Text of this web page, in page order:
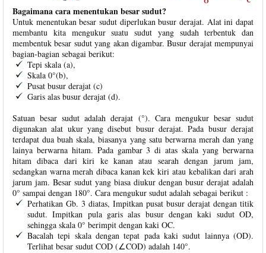
Bagaimana cara menentukan besar sudut?
Untuk menentukan besar sudut diperlukan busur derajat. Alat ini dapat
membantu kita mengukur suatu sudut yang sudah terbentuk dan
membentuk besar sudut yang akan digambar. Busur derajat mempunyai
bagian-bagian sebagai berikut:
Tepi skala (a),
Skala 0°(b),
Pusat busur derajat (c)
Garis alas busur derajat (d).
Satuan besar sudut adalah derajat (°). Cara mengukur besar sudut
digunakan alat ukur yang disebut busur derajat. Pada busur derajat
terdapat dua buah skala, biasanya yang satu berwarna merah dan yang
lainya berwarna hitam. Pada gambar 3 di atas skala yang berwarna
hitam dibaca dari kiri ke kanan atau searah dengan jarum jam,
sedangkan warna merah dibaca kanan kek kiri atau kebalikan dari arah
jarum jam. Besar sudut yang biasa diukur dengan busur derajat adalah
0° sampai dengan 180°. Cara mengukur sudut adalah sebagai berikut :
Perhatikan Gb. 3 diatas, Impitkan pusat busur derajat dengan titik
sudut. Impitkan pula garis alas busur dengan kaki sudut OD,
sehingga skala 0° berimpit dengan kaki OC.
Bacalah tepi skala dengan tepat pada kaki sudut lainnya (OD).
Terlihat besar sudut COD (∠COD) adalah 140°.